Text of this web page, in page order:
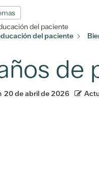
del paciente
del paciente
de
20 de abril de 2026